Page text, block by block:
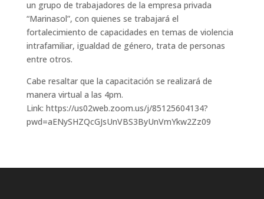
un grupo de trabajadores de la empresa privada
“Marinasol”, con quienes se trabajará el
fortalecimiento de capacidades en temas de violencia
intrafamiliar, igualdad de género, trata de personas
entre otros.
Cabe resaltar que la capacitación se realizará de
manera virtual a las 4pm.
Link: https://us02web.zoom.us/j/85125604134?
pwd=aENySHZQcGJsUnVBS3ByUnVmYkw2Zz09